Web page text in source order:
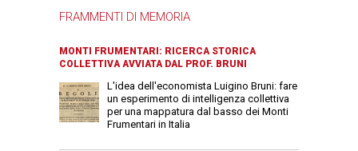
FRAMMENTI DI MEMORIA
MONTI FRUMENTARI: RICERCA STORICA
COLLETTIVA AVVIATA DAL PROF. BRUNI
L'idea dell'economista Luigino Bruni: fare
un esperimento di intelligenza collettiva
per una mappatura dal basso dei Monti
Frumentari in Italia